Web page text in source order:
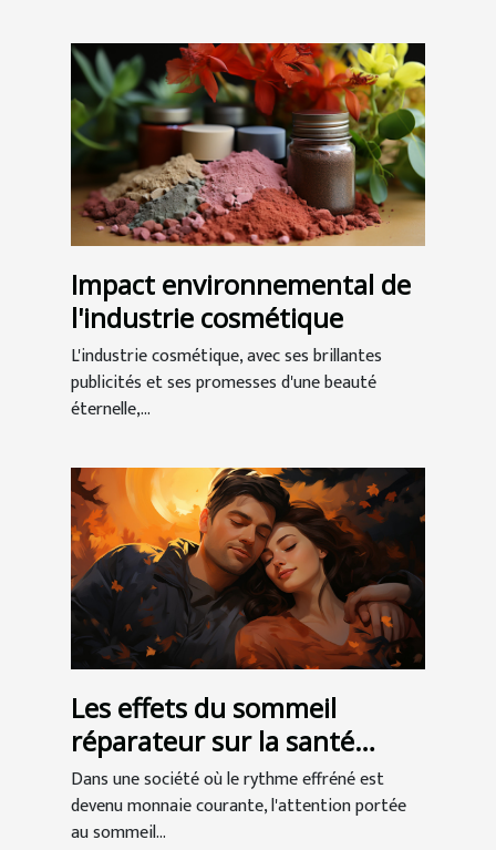
Impact environnemental de
l'industrie cosmétique
L'industrie cosmétique, avec ses brillantes
publicités et ses promesses d'une beauté
éternelle,...
Les effets du sommeil
réparateur sur la santé
globale
Dans une société où le rythme effréné est
devenu monnaie courante, l'attention portée
au sommeil...